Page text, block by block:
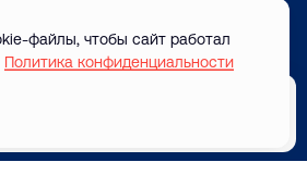
2026
файлы, чтобы сайт работал
Политика конфиденциальности